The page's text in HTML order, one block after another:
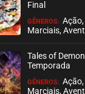
Final
GÊNEROS:
Marciais,
Tales of
Temporada
GÊNEROS:
Marciais,